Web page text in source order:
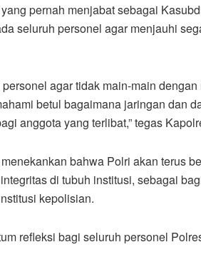
pernah menjabat sebagai
seluruh personel agar menjauhi
agar tidak main-main
betul bagaimana jaringan dan
anggota yang terlibat,” tegas
bahwa Polri akan terus
di tubuh institusi, sebagai
kepolisian.
refleksi bagi seluruh personel